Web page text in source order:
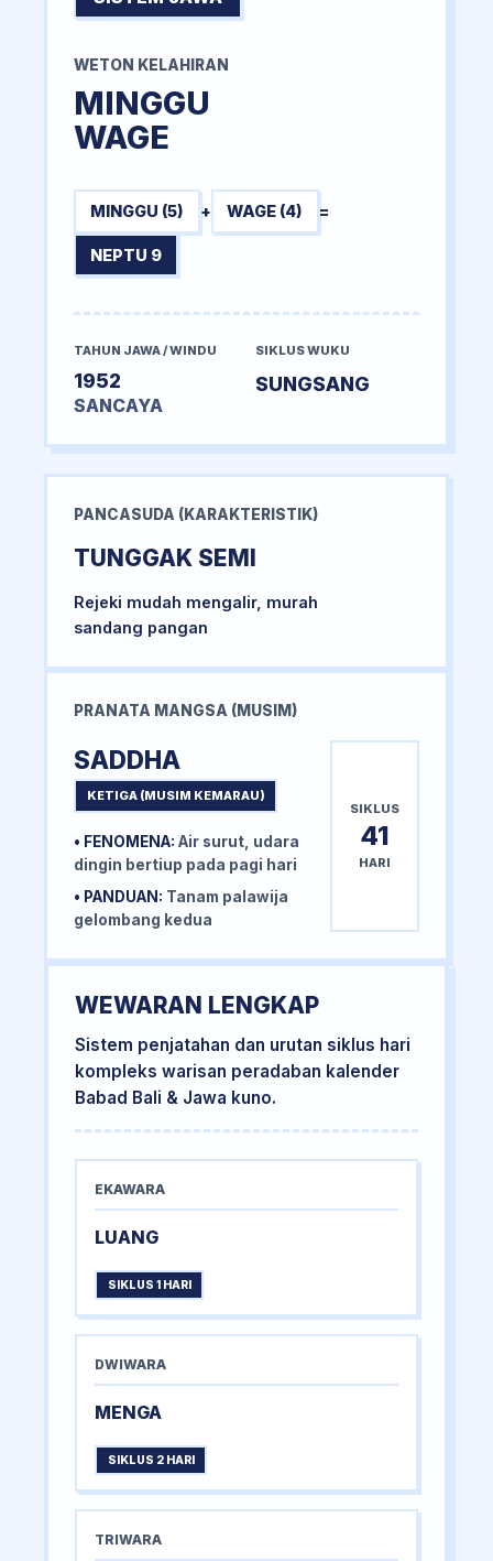
WETON KELAHIRAN
MINGGU
WAGE
MINGGU (5) + WAGE (4) =
NEPTU 9
TAHUN JAWA / WINDU
1952
SANCAYA
SIKLUS WUKU
SUNGSANG
PANCASUDA (KARAKTERISTIK)
TUNGGAK SEMI
Rejeki mudah mengalir, murah
sandang pangan
PRANATA MANGSA (MUSIM)
SADDHA
KETIGA (MUSIM KEMARAU)
• FENOMENA: Air surut, udara
dingin bertiup pada pagi hari
• PANDUAN: Tanam palawija
gelombang kedua
SIKLUS
41
HARI
WEWARAN LENGKAP
Sistem penjatahan dan urutan siklus hari
kompleks warisan peradaban kalender
Babad Bali & Jawa kuno.
EKAWARA
LUANG
SIKLUS 1 HARI
DWIWARA
MENGA
SIKLUS 2 HARI
TRIWARA